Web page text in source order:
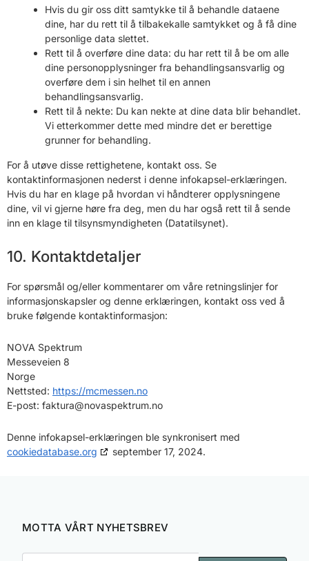
Hvis du gir oss ditt samtykke til å behandle dataene
dine, har du rett til å tilbakekalle samtykket og å få dine
personlige data slettet.
Rett til å overføre dine data: du har rett til å be om alle
dine personopplysninger fra behandlingsansvarlig og
overføre dem i sin helhet til en annen
behandlingsansvarlig.
Rett til å nekte: Du kan nekte at dine data blir behandlet.
Vi etterkommer dette med mindre det er berettige
grunner for behandling.
For å utøve disse rettighetene, kontakt oss. Se
kontaktinformasjonen nederst i denne infokapsel-erklæringen.
Hvis du har en klage på hvordan vi håndterer opplysningene
dine, vil vi gjerne høre fra deg, men du har også rett til å sende
inn en klage til tilsynsmyndigheten (Datatilsynet).
10. Kontaktdetaljer
For spørsmål og/eller kommentarer om våre retningslinjer for
informasjonskapsler og denne erklæringen, kontakt oss ved å
bruke følgende kontaktinformasjon:
NOVA Spektrum
Messeveien 8
Norge
Nettsted: https://mcmessen.no
E-post: faktura@novaspektrum.no
Denne infokapsel-erklæringen ble synkronisert med
cookiedatabase.org
september 17, 2024.
MOTTA VÅRT NYHETSBREV